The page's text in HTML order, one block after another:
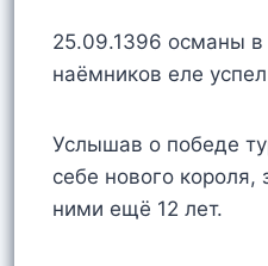
25.09.1396 османы в
наёмников еле
Услышав о победе
себе нового
ними ещё 12 лет.